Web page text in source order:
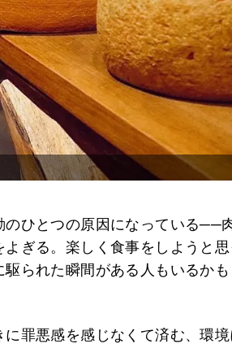
ひとつの原因になっている──
ぎる。楽しく食事をしようと思
られた瞬間がある人もいるかも
罪悪感を感じなくて済む、環境